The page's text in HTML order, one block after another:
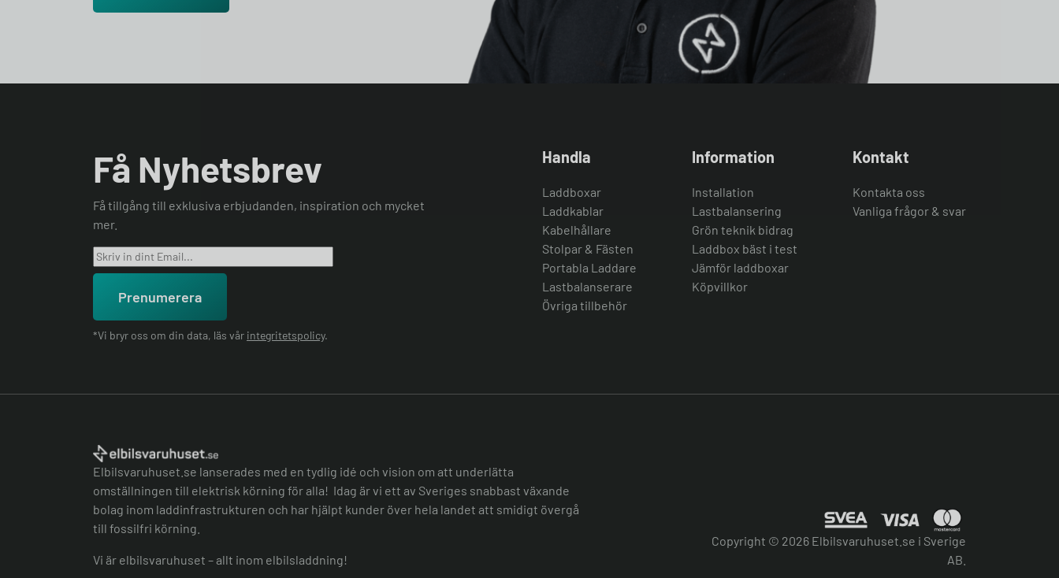
Få Nyhetsbrev
Få tillgång till exklusiva erbjudanden, inspiration och mycket
mer.
Prenumerera
*Vi bryr oss om din data, läs vår integritetspolicy.
Handla
Laddboxar
Laddkablar
Kabelhållare
Stolpar & Fästen
Portabla Laddare
Lastbalanserare
Övriga tillbehör
Information
Installation
Lastbalansering
Grön teknik bidrag
Laddbox bäst i test
Jämför laddboxar
Köpvillkor
Kontakt
Kontakta oss
Vanliga frågor & svar
Elbilsvaruhuset.se lanserades med en tydlig idé och vision om att underlätta
omställningen till elektrisk körning för alla! Idag är vi ett av Sveriges snabbast växande
bolag inom laddinfrastrukturen och har hjälpt kunder över hela landet att smidigt övergå
till fossilfri körning.
Vi är elbilsvaruhuset – allt inom elbilsladdning!
Copyright © 2026 Elbilsvaruhuset.se i Sverige
AB.